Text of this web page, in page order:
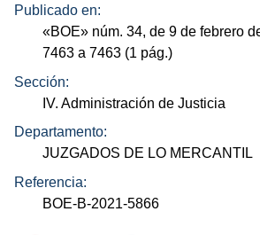
Publicado en:
«BOE» núm. 34, de 9 de febrero
7463 a 7463 (1 pág.)
Sección:
IV. Administración de Justicia
Departamento:
JUZGADOS DE LO MERCANTIL
Referencia:
BOE-B-2021-5866